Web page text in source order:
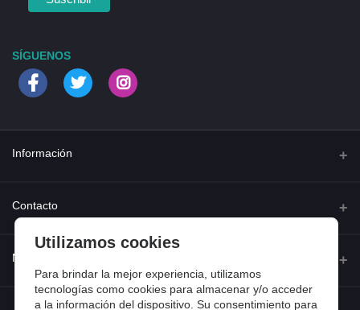
SÍGUENOS
Información
Quienes somos
Preguntas frecuentes
Contacto
Calle Ferraz 42, Madrid
Mi cuenta
Iniciar sesión
Utilizamos cookies
Para brindar la mejor experiencia, utilizamos
tecnologías como cookies para almacenar y/o acceder
a la información del dispositivo. Su consentimiento para